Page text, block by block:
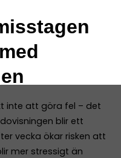
inte att göra fel – det
blir ett
vecka ökar risken att
mer stressigt än